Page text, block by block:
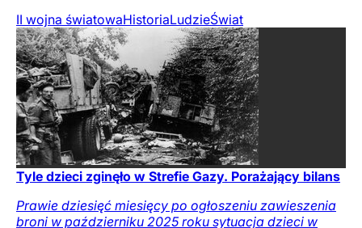
II wojna światowaHistoriaLudzieŚwiat
Tyle dzieci zginęło w Strefie Gazy. Porażający bilans
Prawie dziesięć miesięcy po ogłoszeniu zawieszenia
broni w październiku 2025 roku sytuacja dzieci w